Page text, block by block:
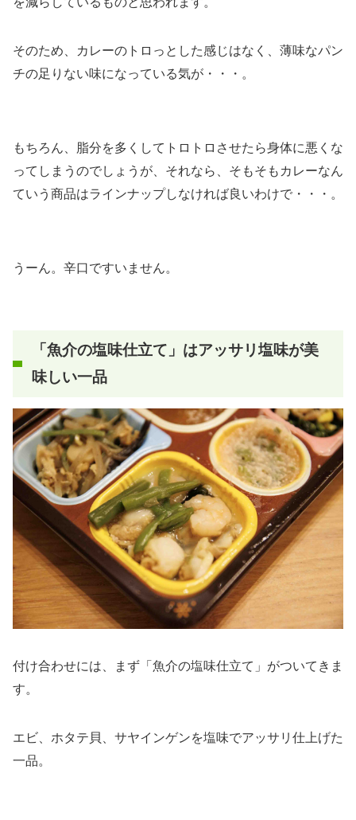
そのため、カレーのトロっとした感じはなく、薄味なパン
チの足りない味になっている気が・・・。
もちろん、脂分を多くしてトロトロさせたら身体に悪くな
ってしまうのでしょうが、それなら、そもそもカレーなん
ていう商品はラインナップしなければ良いわけで・・・。
うーん。辛口ですいません。
「魚介の塩味仕立て」はアッサリ塩味が美
味しい一品
付け合わせには、まず「魚介の塩味仕立て」がついてきま
す。
エビ、ホタテ貝、サヤインゲンを塩味でアッサリ仕上げた
一品。